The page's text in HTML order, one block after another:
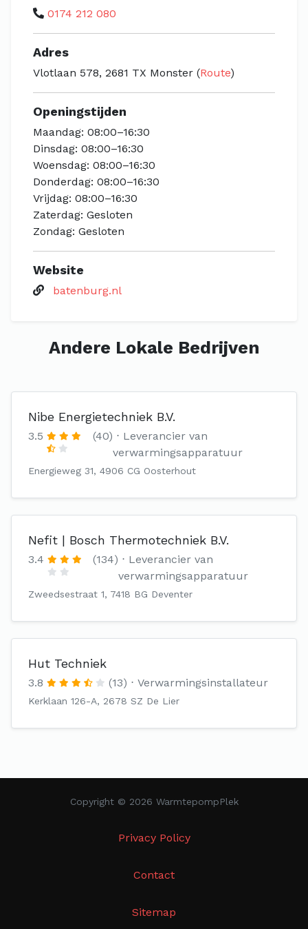
0174 212 080
Adres
Vlotlaan 578, 2681 TX Monster (Route)
Openingstijden
Maandag: 08:00–16:30
Dinsdag: 08:00–16:30
Woensdag: 08:00–16:30
Donderdag: 08:00–16:30
Vrijdag: 08:00–16:30
Zaterdag: Gesloten
Zondag: Gesloten
Website
batenburg.nl
Andere Lokale Bedrijven
Nibe Energietechniek B.V.
3.5 (40)
Leverancier van
verwarmingsapparatuur
Energieweg 31, 4906 CG Oosterhout
Nefit | Bosch Thermotechniek B.V.
3.4 (134)
Leverancier van
verwarmingsapparatuur
Zweedsestraat 1, 7418 BG Deventer
Hut Techniek
3.8 (13) Verwarmingsinstallateur
Kerklaan 126-A, 2678 SZ De Lier
Copyright © 2026 WarmtepompPlek
Privacy Policy
Contact
Sitemap